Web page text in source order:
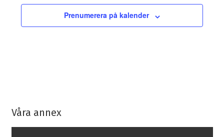
Prenumerera på kalender
Våra annex